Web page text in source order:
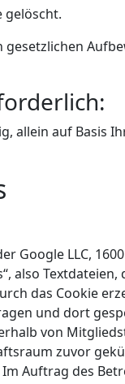
gelöscht.
allein auf Basis
Google LLC,
also
das Cookie
und dort
von
zuvor
Auftrag des